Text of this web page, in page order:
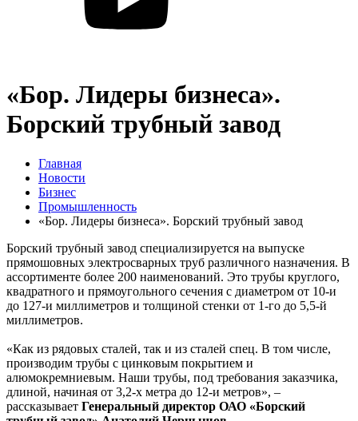
«Бор. Лидеры бизнеса».
Борский трубный завод
Главная
Новости
Бизнес
Промышленность
«Бор. Лидеры бизнеса». Борский трубный завод
Борский трубный завод специализируется на выпуске
прямошовных электросварных труб различного назначения. В
ассортименте более 200 наименований. Это трубы круглого,
квадратного и прямоугольного сечения с диаметром от 10-и
до 127-и миллиметров и толщиной стенки от 1-го до 5,5-й
миллиметров.
«Как из рядовых сталей, так и из сталей спец. В том числе,
производим трубы с цинковым покрытием и
алюмокремниевым. Наши трубы, под требования заказчика,
длиной, начиная от 3,2-х метра до 12-и метров», –
рассказывает Генеральный директор ОАО «Борский